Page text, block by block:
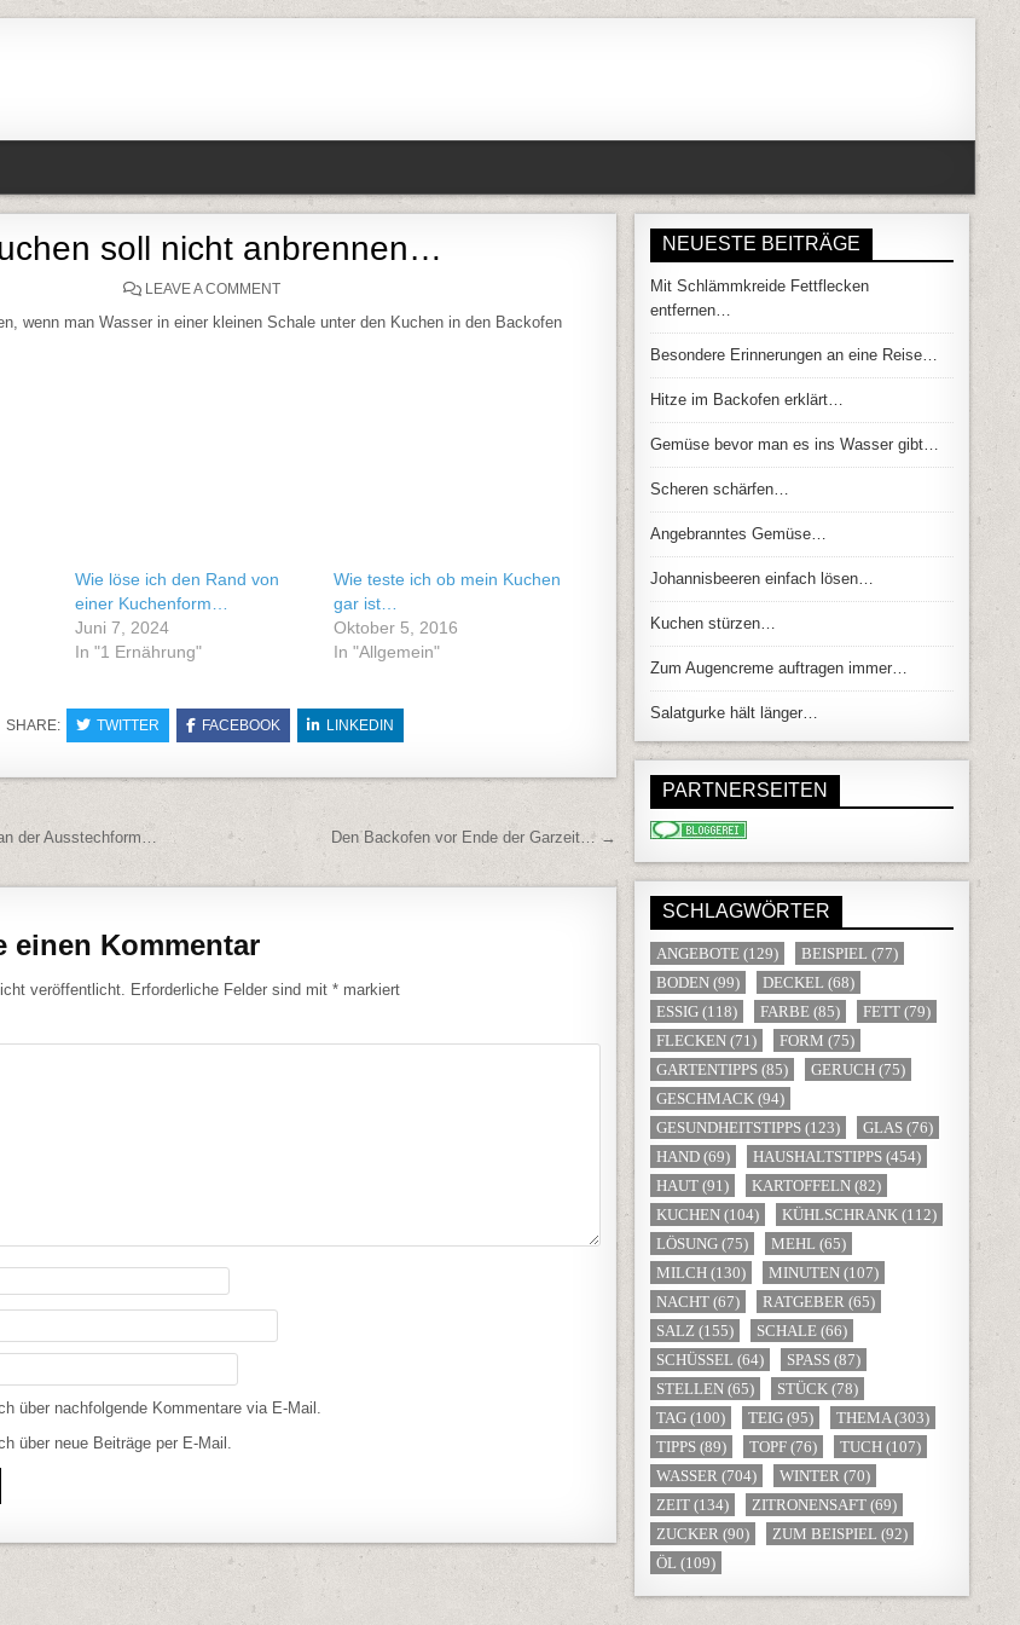
soll nicht anbrennen…
LEAVE A COMMENTON KUCHEN SOLL NICHT ANBRENNEN…
wenn man Wasser in einer kleinen Schale unter den Kuchen in den Backofen
Wie löse ich den Rand von
einer Kuchenform…
Juni 7, 2024
In "1 Ernährung"
Wie teste ich ob mein Kuchen
gar ist…
Oktober 5, 2016
In "Allgemein"
SHARE: TWITTER FACEBOOK LINKEDIN
Den Backofen vor Ende der Garzeit… →
der Ausstechform…
einen Kommentar
veröffentlicht. Erforderliche Felder sind mit* markiert
über nachfolgende Kommentare via E-Mail.
über neue Beiträge per E-Mail.
NEUESTE BEITRÄGE
Mit Schlämmkreide Fettflecken
entfernen…
Besondere Erinnerungen an eine Reise…
Hitze im Backofen erklärt…
Gemüse bevor man es ins Wasser gibt…
Scheren schärfen…
Angebranntes Gemüse…
Johannisbeeren einfach lösen…
Kuchen stürzen…
Zum Augencreme auftragen immer…
Salatgurke hält länger…
PARTNERSEITEN
SCHLAGWÖRTER
ANGEBOTE(129) BEISPIEL (77)
BODEN(99) DECKEL (68)
ESSIG(118) FARBE(85) FETT(79)
FLECKEN(71) FORM (75)
GARTENTIPPS(85) GERUCH(75)
GESCHMACK(94)
GESUNDHEITSTIPPS(123) GLAS(76)
HAND(69) HAUSHALTSTIPPS(454)
HAUT(91) KARTOFFELN(82)
KUCHEN(104) KÜHLSCHRANK(112)
LÖSUNG(75) MEHL (65)
MILCH(130) MINUTEN(107)
NACHT(67) RATGEBER(65)
SALZ (155) SCHALE(66)
SCHÜSSEL (64) SPASS(87)
STELLEN(65) STÜCK(78)
TAG(100) TEIG(95) THEMA(303)
TIPPS(89) TOPF(76) TUCH(107)
WASSER(704) WINTER(70)
ZEIT(134) ZITRONENSAFT(69)
ZUCKER(90) ZUM BEISPIEL (92)
ÖL (109)